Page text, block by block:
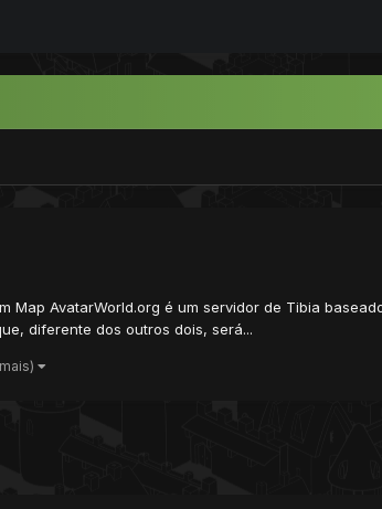
Map AvatarWorld.org é um servidor de Tibia
diferente dos outros dois, será...